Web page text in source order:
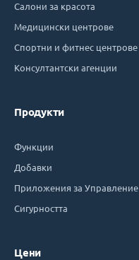
Салони за красота
Медицински центрове
Спортни и фитнес центрове
Консултантски агенции
Продукти
Функции
Добавки
Приложения за Управление
Сигурността
Цени